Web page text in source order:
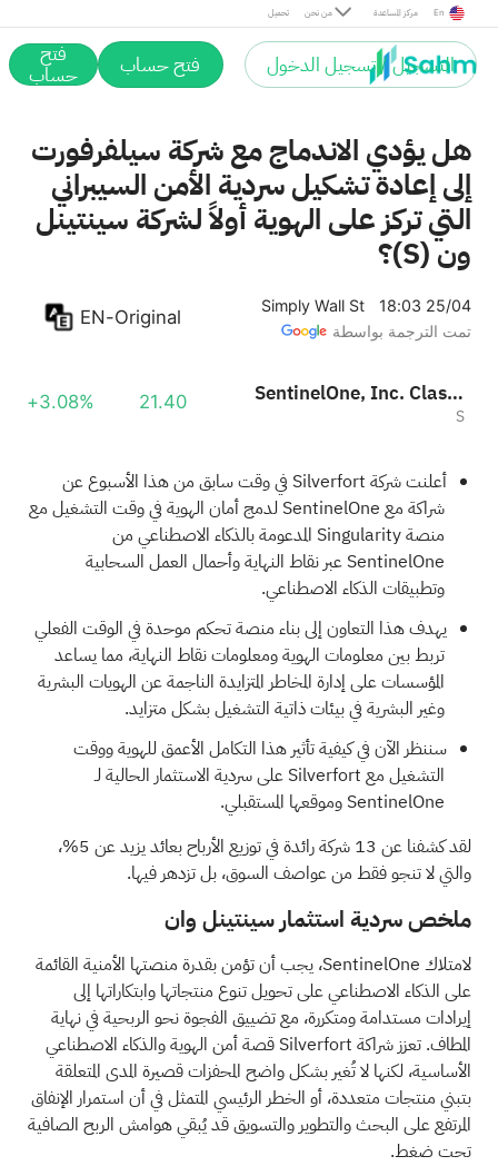
تحميل من نحن مركز المساعدة En
التسجيل / تسجيل الدخول فتح حساب فتح
حساب
هل يؤدي الاندماج مع شركة سيلفرفورت
إلى إعادة تشكيل سردية الأمن السيبراني
التي تركز على الهوية أولاً لشركة سينتينل
ون (S)؟
Simply Wall St
18:03 25/04
تمت الترجمة بواسطة
EN-Original
SentinelOne, Inc. Class A
S
21.40
+3.08%
أعلنت شركة Silverfort في وقت سابق من هذا الأسبوع عن
شراكة مع SentinelOne لدمج أمان الهوية في وقت التشغيل مع
منصة Singularity المدعومة بالذكاء الاصطناعي من
SentinelOne عبر نقاط النهاية وأحمال العمل السحابية
وتطبيقات الذكاء الاصطناعي.
يهدف هذا التعاون إلى بناء منصة تحكم موحدة في الوقت الفعلي
تربط بين معلومات الهوية ومعلومات نقاط النهاية، مما يساعد
المؤسسات على إدارة المخاطر المتزايدة الناجمة عن الهويات البشرية
وغير البشرية في بيئات ذاتية التشغيل بشكل متزايد.
سننظر الآن في كيفية تأثير هذا التكامل الأعمق للهوية ووقت
التشغيل مع Silverfort على سردية الاستثمار الحالية لـ
SentinelOne وموقعها المستقبلي.
لقد كشفنا عن 13 شركة رائدة في توزيع الأرباح
بعائد يزيد عن 5%،
والتي لا تنجو فقط من عواصف السوق، بل تزدهر فيها.
ملخص سردية استثمار سينتينل وان
لامتلاك SentinelOne، يجب أن تؤمن بقدرة منصتها الأمنية القائمة
على الذكاء الاصطناعي على تحويل تنوع منتجاتها وابتكاراتها إلى
إيرادات مستدامة ومتكررة، مع تضييق الفجوة نحو الربحية في نهاية
المطاف. تعزز شراكة Silverfort قصة أمن الهوية والذكاء الاصطناعي
الأساسية، لكنها لا تُغير بشكل واضح المحفزات قصيرة المدى المتعلقة
بتبني منتجات متعددة، أو الخطر الرئيسي المتمثل في أن استمرار الإنفاق
المرتفع على البحث والتطوير والتسويق قد يُبقي هوامش الربح الصافية
تحت ضغط.